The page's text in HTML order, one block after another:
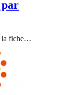
par
la fiche…